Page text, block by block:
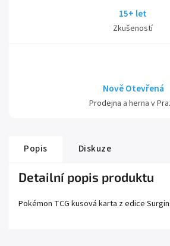
15+ let
Zkušeností
Nově Otevřená
Prodejna a herna v
Popis Diskuze
Detailní popis produktu
Pokémon TCG kusová karta z edice